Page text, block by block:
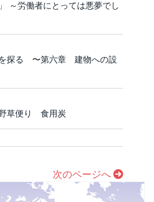
～労働者にとっては悪夢でし
を探る 〜第六章 建物への設
草便り 食用炭
次のページへ